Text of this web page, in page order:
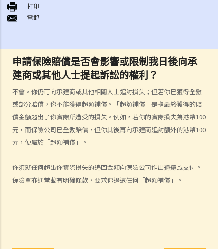
申請保險賠償是否會影響或限制我日後向承
建商或其他人士提起訴訟的權利？
不會。你仍可向承建商或其他相關人士追討損失；但若你已獲得全數
或部分賠償，你不能獲得超額補償。「超額補償」是指最終獲得的賠
償金額超出了你實際所遭受的損失。例如，若你的實際損失為港幣100
元，而保險公司已全數賠償，但你其後再向承建商追討額外的港幣100
元，便屬於「超額補償」。
你須就任何超出你實際損失的追回金額向保險公司作出退還或支付。
保險單亦通常載有明確條款，要求你退還任何「超額補償」。
B. 骨灰安置所（靈灰安置所）
C. 土葬
E. 骨灰撒海
F. 遺體／骨殖／骨灰出入香港
人身傷亡
傷者本人
何謂「人身傷害」？
我受傷後，何時可提出申索？
如何就人身傷害提出申索？
人身傷害訴訟所涉的法律程序
1. 申索信（原告人）及建設性的答覆（被告人）
2. 傳訊令狀
打印
電郵